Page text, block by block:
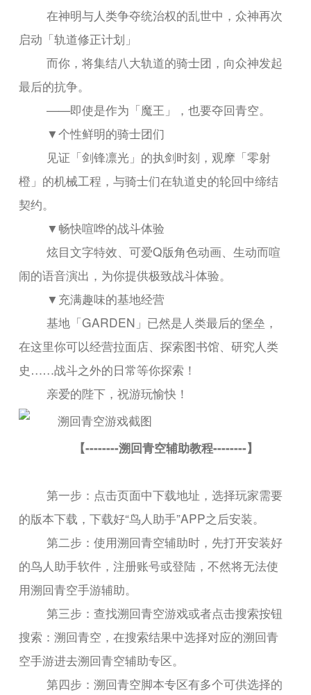
在神明与人类争夺统治权的乱世中，众神再次
启动「轨道修正计划」
而你，将集结八大轨道的骑士团，向众神发起
最后的抗争。
——即使是作为「魔王」，也要夺回青空。
▼个性鲜明的骑士团们
见证「剑锋凛光」的执剑时刻，观摩「零射
橙」的机械工程，与骑士们在轨道史的轮回中缔结
契约。
▼畅快喧哗的战斗体验
炫目文字特效、可爱Q版角色动画、生动而喧
闹的语音演出，为你提供极致战斗体验。
▼充满趣味的基地经营
基地「GARDEN」已然是人类最后的堡垒，
在这里你可以经营拉面店、探索图书馆、研究人类
史……战斗之外的日常等你探索！
亲爱的陛下，祝游玩愉快！
【--------溯回青空辅助教程--------】
第一步：点击页面中下载地址，选择玩家需要
的版本下载，下载好“鸟人助手”APP之后安装。
第二步：使用溯回青空辅助时，先打开安装好
的鸟人助手软件，注册账号或登陆，不然将无法使
用溯回青空手游辅助。
第三步：查找溯回青空游戏或者点击搜索按钮
搜索：溯回青空，在搜索结果中选择对应的溯回青
空手游进去溯回青空辅助专区。
第四步：溯回青空脚本专区有多个可供选择的